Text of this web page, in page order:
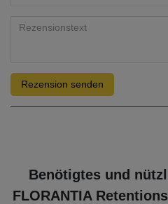
Rezension senden
Benötigtes und
FLORANTIA